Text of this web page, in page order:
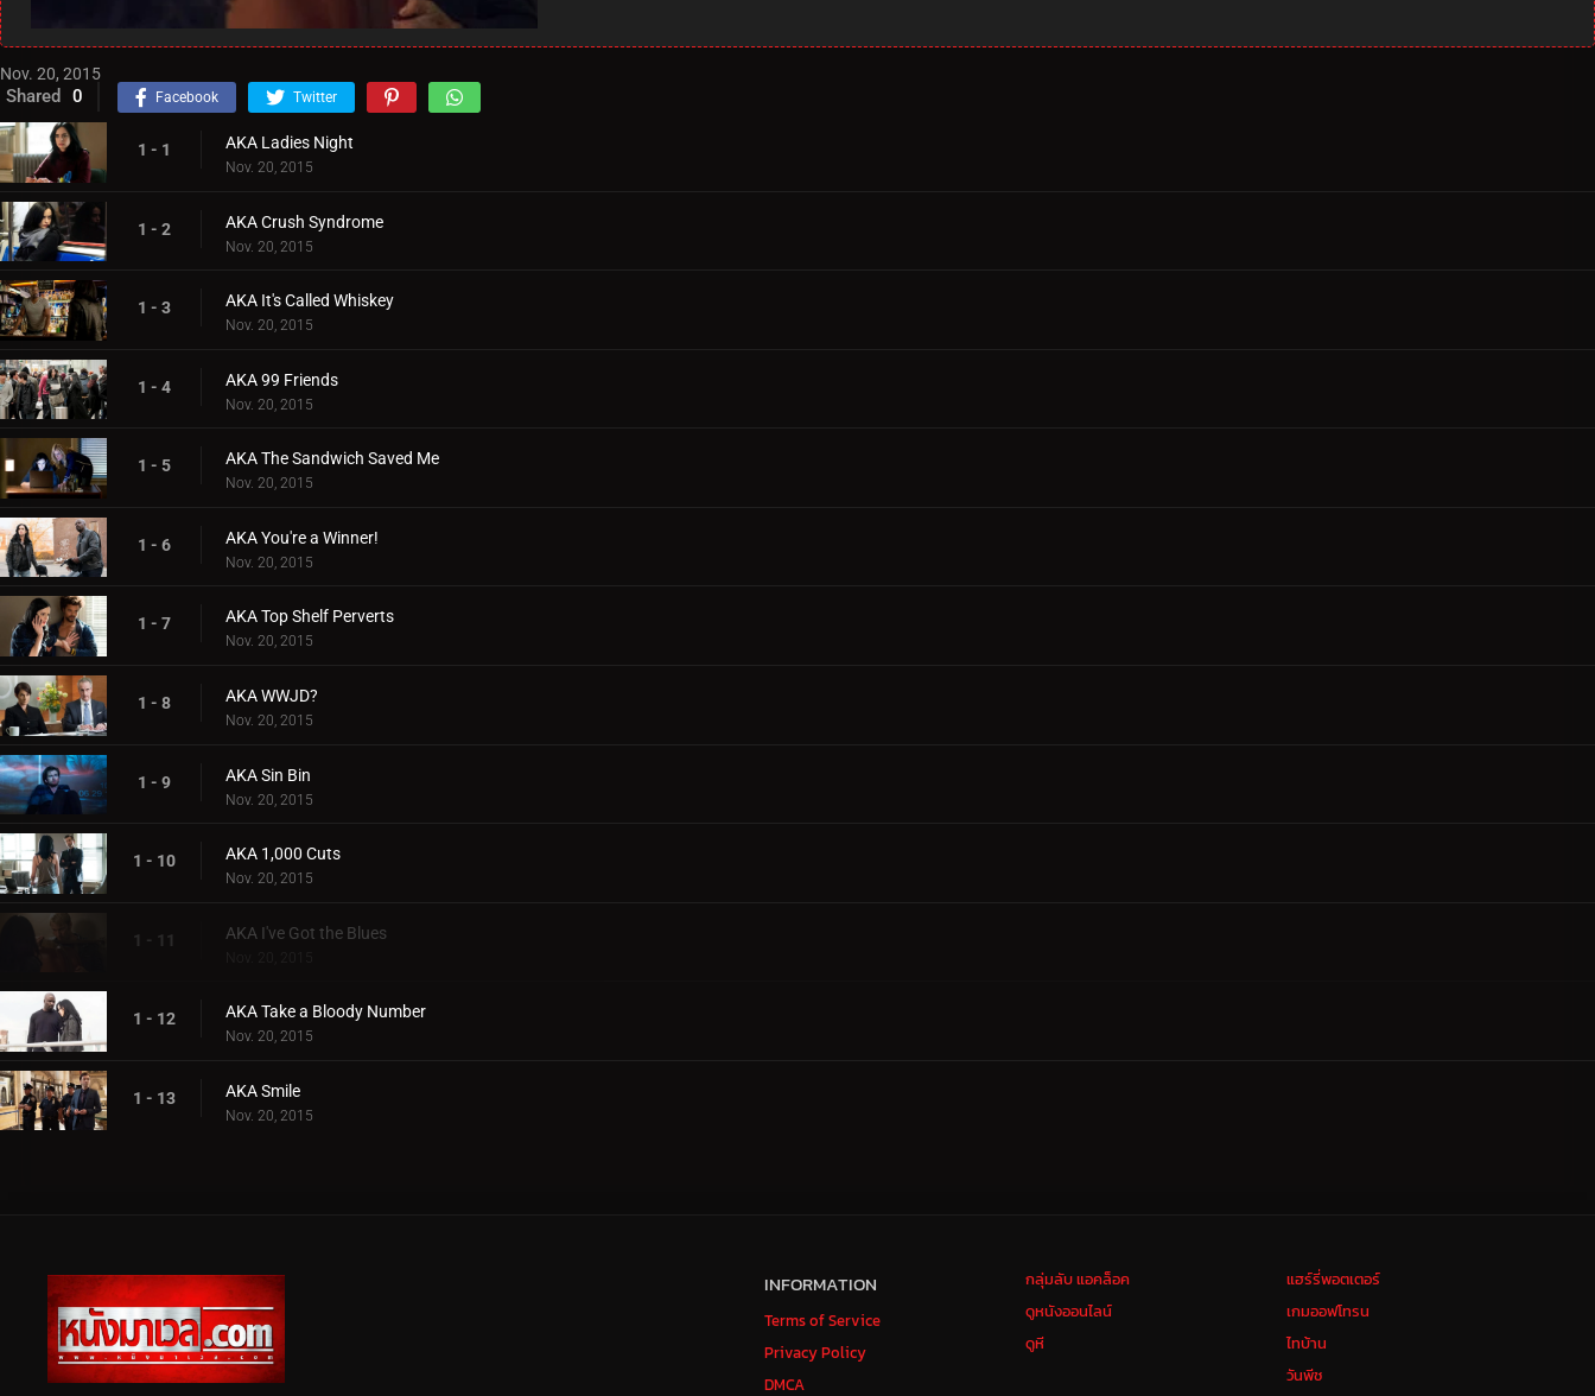
Nov. 20, 2015
Shared 0 Facebook Twitter
1 - 1 AKA Ladies Night
Nov. 20, 2015
1 - 2 AKA Crush Syndrome
Nov. 20, 2015
1 - 3 AKA It's Called Whiskey
Nov. 20, 2015
1 - 4 AKA 99 Friends
Nov. 20, 2015
1 - 5 AKA The Sandwich Saved Me
Nov. 20, 2015
1 - 6 AKA You're a Winner!
Nov. 20, 2015
1 - 7 AKA Top Shelf Perverts
Nov. 20, 2015
1 - 8 AKA WWJD?
Nov. 20, 2015
1 - 9 AKA Sin Bin
Nov. 20, 2015
1 - 10 AKA 1,000 Cuts
Nov. 20, 2015
1 - 11 AKA I've Got the Blues
1 - 12 AKA Take a Bloody Number
Nov. 20, 2015
1 - 13 AKA Smile
Nov. 20, 2015
INFORMATION
Terms of Service
Privacy Policy
DMCA
กลุ่มลับ แอคล็อค
ดูหนังออนไลน์
ดูหี
แฮร์รี่พอตเตอร์
เกมออฟโทรน
ไทบ้าน
วันพีช